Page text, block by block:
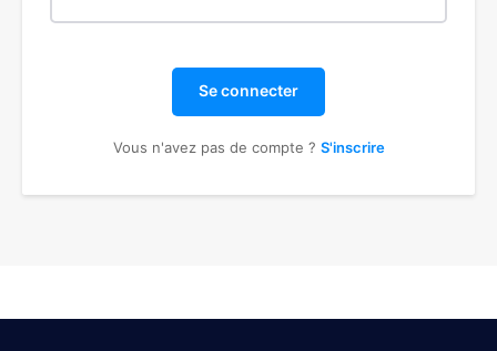
Se connecter
Vous n'avez pas de compte ? S'inscrire